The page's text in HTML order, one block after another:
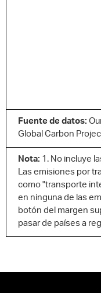
Fuente de datos:
Global Carbon
Nota: 1. No incluye
Las emisiones por
como "transporte
en ninguna de las
botón del margen
pasar de países a